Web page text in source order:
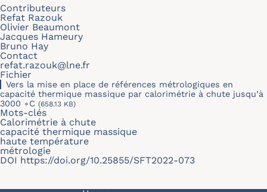
Contributeurs
Refat Razouk
Olivier Beaumont
Jacques Hameury
Bruno Hay
Contact
refat.razouk@lne.fr
Fichier
Vers la mise en place de références métrologiques en
capacité thermique massique par calorimétrie à chute jusqu’à
3000 ∘C (658.13 KB)
Mots-clés
Calorimétrie à chute
capacité thermique massique
haute température
métrologie
DOI https://doi.org/10.25855/SFT2022-073